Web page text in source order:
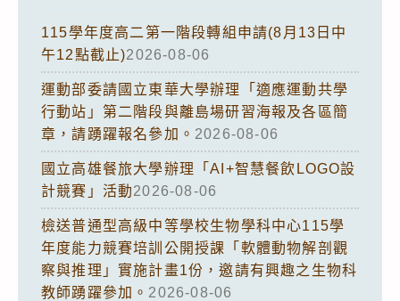
115學年度高二第一階段轉組申請(8月13日中
午12點截止)2026-08-06
運動部委請國立東華大學辦理「適應運動共學
行動站」第二階段與離島場研習海報及各區簡
章，請踴躍報名參加。 2026-08-06
國立高雄餐旅大學辦理「AI+智慧餐飲LOGO設
計競賽」活動2026-08-06
檢送普通型高級中等學校生物學科中心115學
年度能力競賽培訓公開授課「軟體動物解剖觀
察與推理」實施計畫1份，邀請有興趣之生物科
教師踴躍參加。 2026-08-06